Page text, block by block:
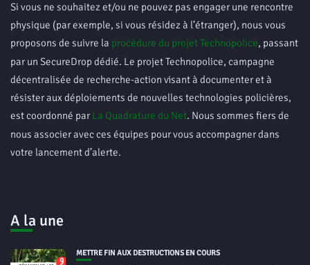
Si vous ne souhaitez et/ou ne pouvez pas engager une rencontre
physique (par exemple, si vous résidez à l’étranger), nous vous
proposons de suivre la procédure du projet Technopolice, passant
par un SecureDrop dédié. Le projet Technopolice, campagne
décentralisée de recherche-action visant à documenter et à
résister aux déploiements de nouvelles technologies policières,
est coordonné par La Quadrature du Net. Nous sommes fiers de
nous associer avec ces équipes pour vous accompagner dans
votre lancement d’alerte.
A la une
METTRE FIN AUX DESTRUCTIONS EN COURS